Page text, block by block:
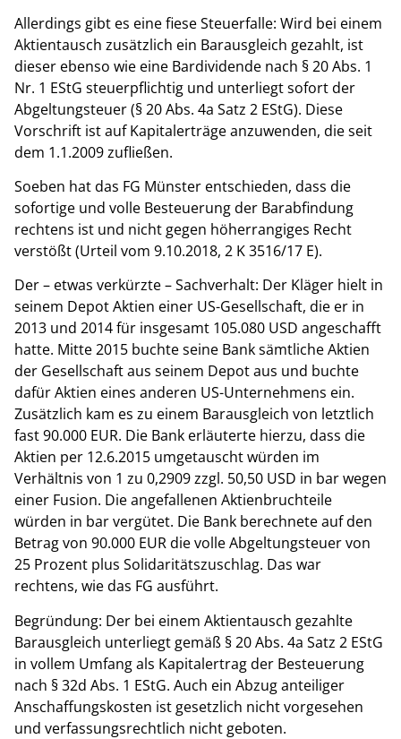
Allerdings gibt es eine fiese Steuerfalle: Wird bei einem
Aktientausch zusätzlich ein Barausgleich gezahlt, ist
dieser ebenso wie eine Bardividende nach § 20 Abs. 1
Nr. 1 EStG steuerpflichtig und unterliegt sofort der
Abgeltungsteuer (§ 20 Abs. 4a Satz 2 EStG). Diese
Vorschrift ist auf Kapitalerträge anzuwenden, die seit
dem 1.1.2009 zufließen.
Soeben hat das FG Münster entschieden, dass die
sofortige und volle Besteuerung der Barabfindung
rechtens ist und nicht gegen höherrangiges Recht
verstößt (Urteil vom 9.10.2018, 2 K 3516/17 E).
Der – etwas verkürzte – Sachverhalt: Der Kläger hielt in
seinem Depot Aktien einer US-Gesellschaft, die er in
2013 und 2014 für insgesamt 105.080 USD angeschafft
hatte. Mitte 2015 buchte seine Bank sämtliche Aktien
der Gesellschaft aus seinem Depot aus und buchte
dafür Aktien eines anderen US-Unternehmens ein.
Zusätzlich kam es zu einem Barausgleich von letztlich
fast 90.000 EUR. Die Bank erläuterte hierzu, dass die
Aktien per 12.6.2015 umgetauscht würden im
Verhältnis von 1 zu 0,2909 zzgl. 50,50 USD in bar wegen
einer Fusion. Die angefallenen Aktienbruchteile
würden in bar vergütet. Die Bank berechnete auf den
Betrag von 90.000 EUR die volle Abgeltungsteuer von
25 Prozent plus Solidaritätszuschlag. Das war
rechtens, wie das FG ausführt.
Begründung: Der bei einem Aktientausch gezahlte
Barausgleich unterliegt gemäß § 20 Abs. 4a Satz 2 EStG
in vollem Umfang als Kapitalertrag der Besteuerung
nach § 32d Abs. 1 EStG. Auch ein Abzug anteiliger
Anschaffungskosten ist gesetzlich nicht vorgesehen
und verfassungsrechtlich nicht geboten.